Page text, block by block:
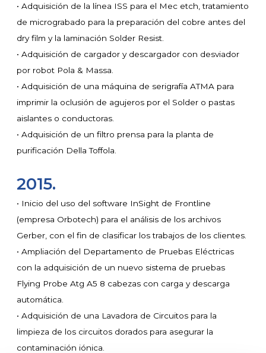
• Adquisición de la línea ISS para el Mec etch, tratamiento
de micrograbado para la preparación del cobre antes del
dry film y la laminación Solder Resist.
• Adquisición de cargador y descargador con desviador
por robot Pola & Massa.
• Adquisición de una máquina de serigrafía ATMA para
imprimir la oclusión de agujeros por el Solder o pastas
aislantes o conductoras.
• Adquisición de un filtro prensa para la planta de
purificación Della Toffola.
2015.
• Inicio del uso del software InSight de Frontline
(empresa Orbotech) para el análisis de los archivos
Gerber, con el fin de clasificar los trabajos de los clientes.
• Ampliación del Departamento de Pruebas Eléctricas
con la adquisición de un nuevo sistema de pruebas
Flying Probe Atg A5 8 cabezas con carga y descarga
automática.
• Adquisición de una Lavadora de Circuitos para la
limpieza de los circuitos dorados para asegurar la
contaminación iónica.